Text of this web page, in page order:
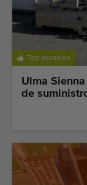
Top occasion
Ulma
de